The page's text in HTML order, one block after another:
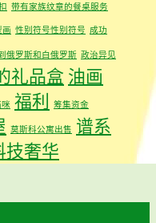
带有家族纹章的餐桌服务
画 性别符号性别符号 成功
俄罗斯和白俄罗斯 政治异见
礼品盒 油画
咪 福利 筹集资金
莫斯科公寓出售 谱系
技奢华